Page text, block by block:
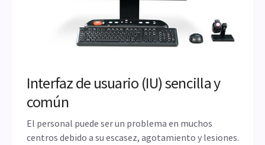
Interfaz de usuario (IU) sencilla y
común
El personal puede ser un problema en muchos
centros debido a su escasez, agotamiento y lesiones.